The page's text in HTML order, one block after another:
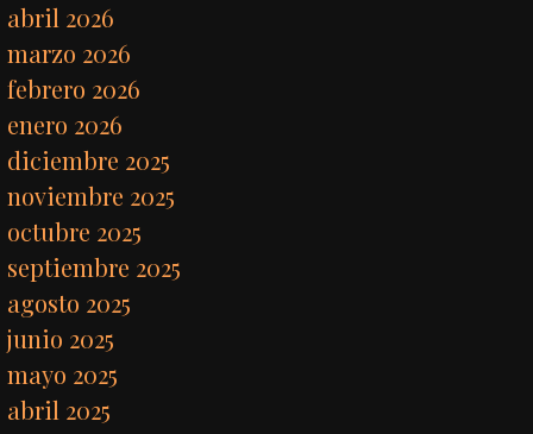
abril 2026
marzo 2026
febrero 2026
enero 2026
diciembre 2025
noviembre 2025
octubre 2025
septiembre 2025
agosto 2025
junio 2025
mayo 2025
abril 2025